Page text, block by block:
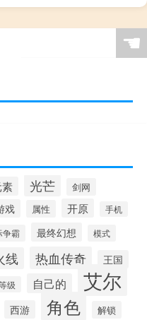
☚
光芒
剑网
戏 属性 开原 手机
争霸 最终幻想 模式
线 热血传奇 王国
级 自己的 艾尔
西游 角色 解锁